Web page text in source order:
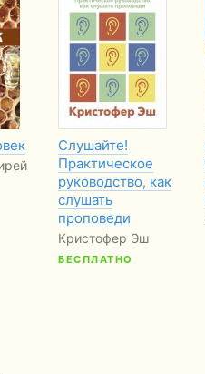
Слушайте!
Практическое
руководство, как
слушать
проповеди
Кристофер Эш
БЕСПЛАТНО